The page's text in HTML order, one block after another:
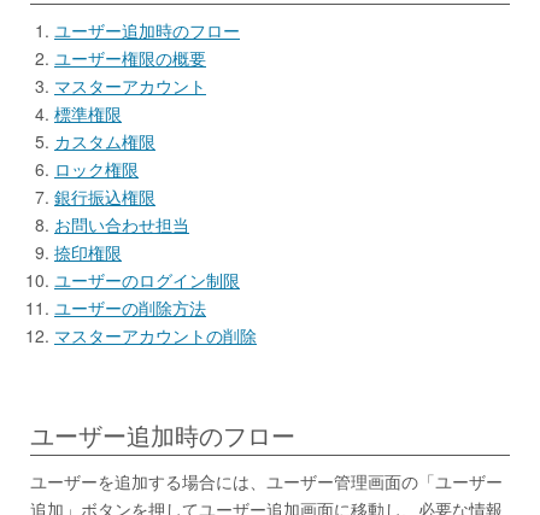
ユーザー追加時のフロー
ユーザー権限の概要
マスターアカウント
標準権限
カスタム権限
ロック権限
銀行振込権限
お問い合わせ担当
捺印権限
ユーザーのログイン制限
ユーザーの削除方法
マスターアカウントの削除
ユーザー追加時のフロー
ユーザーを追加する場合には、ユーザー管理画面の「ユーザー
追加」ボタンを押してユーザー追加画面に移動し、必要な情報